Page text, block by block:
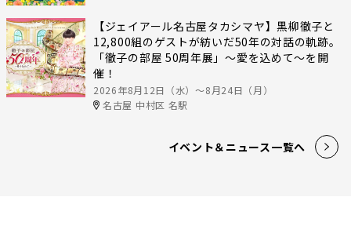
【ジェイアール名古屋タカシマヤ】黒柳徹子と
12,800組のゲストが紡いだ50年の対話の軌跡。
「徹子の部屋 50周年展」～愛を込めて～を開
催！
2026年8月12日（水）〜8月24日（月）
名古屋 中村区 名駅
イベント＆ニュース一覧へ